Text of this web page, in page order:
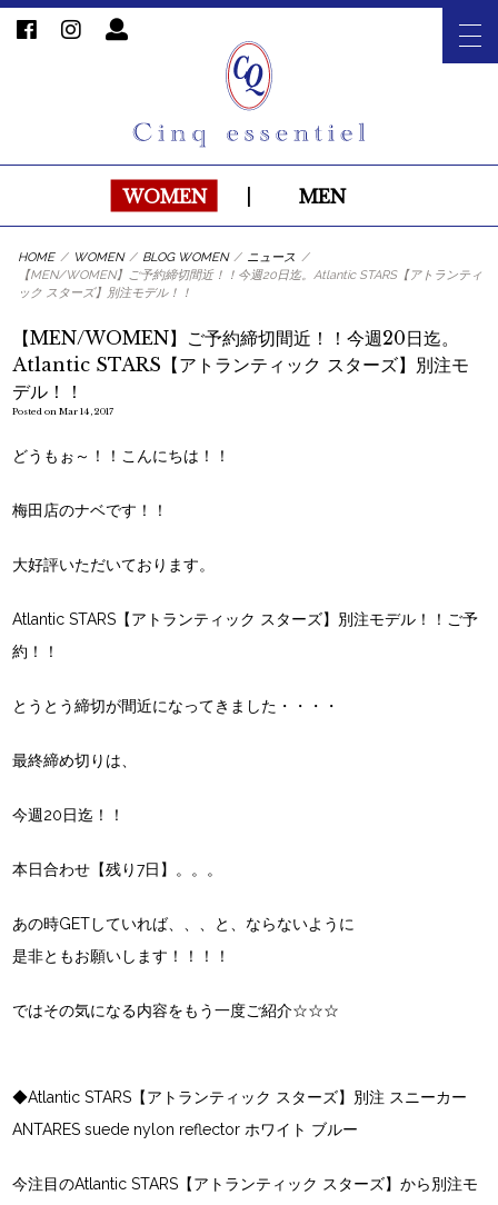
WOMEN MEN
HOME / WOMEN / BLOG WOMEN / ニュース /
【MEN/WOMEN】ご予約締切間近！！今週20日迄。Atlantic STARS【アトランティ
ック スターズ】別注モデル！！
【MEN/WOMEN】ご予約締切間近！！今週20日迄。
Atlantic STARS【アトランティック スターズ】別注モ
デル！！
Posted on Mar 14, 2017
どうもぉ～！！こんにちは！！
梅田店のナベです！！
大好評いただいております。
Atlantic STARS【アトランティック スターズ】別注モデル！！ご予
約！！
とうとう締切が間近になってきました・・・・
最終締め切りは、
今週20日迄！！
本日合わせ 【残り7日】。。。
あの時GETしていれば、、、と、ならないように
是非ともお願いします！！！！
ではその気になる内容をもう一度ご紹介☆☆☆
◆Atlantic STARS【アトランティック スターズ】別注 スニーカー
ANTARES suede nylon reflector ホワイト ブルー
今注目のAtlantic STARS【アトランティック スターズ】から別注モ